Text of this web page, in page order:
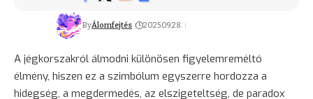
ByÁlomfejtés 2025.09.28.
A jégkorszakról álmodni különösen figyelemreméltó
élmény, hiszen ez a szimbólum egyszerre hordozza a
hidegség, a megdermedés, az elszigeteltség, de paradox